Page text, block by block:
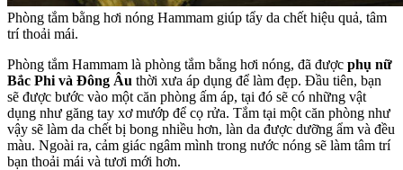
Phòng tắm bằng hơi nóng Hammam giúp tẩy da chết hiệu quả, tâm
trí thoải mái.
Phòng tắm Hammam là phòng tắm bằng hơi nóng, đã được phụ nữ
Bắc Phi và Đông Âu thời xưa áp dụng để làm đẹp. Đầu tiên, bạn
sẽ được bước vào một căn phòng ấm áp, tại đó sẽ có những vật
dụng như găng tay xơ mướp để cọ rửa. Tắm tại một căn phòng như
vậy sẽ làm da chết bị bong nhiều hơn, làn da được dưỡng ẩm và đều
màu. Ngoài ra, cảm giác ngâm mình trong nước nóng sẽ làm tâm trí
bạn thoải mái và tươi mới hơn.